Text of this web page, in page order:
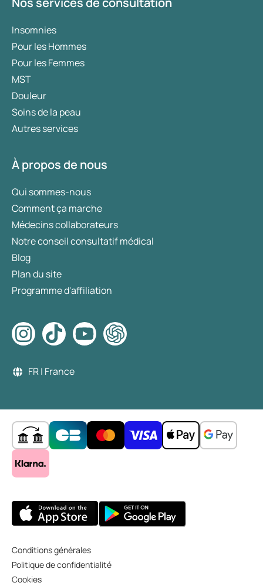
Insomnies
Pour les Hommes
Pour les Femmes
MST
Douleur
Soins de la peau
Autres services
À propos de nous
Qui sommes-nous
Comment ça marche
Médecins collaborateurs
Notre conseil consultatif médical
Blog
Plan du site
Programme d'affiliation
FR | France
Conditions générales
Politique de confidentialité
Cookies